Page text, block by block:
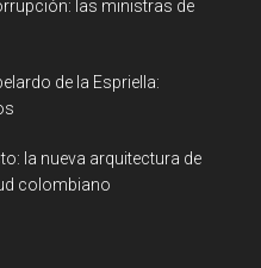
las ministras de
de la Espriella:
la nueva arquitectura de
colombiano